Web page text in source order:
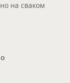
на сваком